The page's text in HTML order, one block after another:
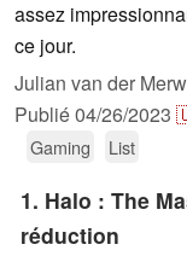
assez
ce jour.
Julian van der
Publié04/26/2023
Gaming List
1. Halo : The
réduction